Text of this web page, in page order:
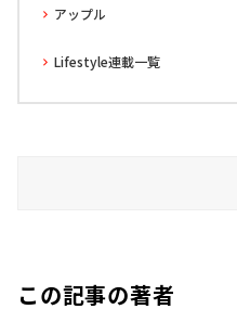
アップル
Lifestyle連載一覧
この記事の著者